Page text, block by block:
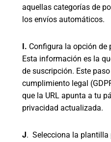
aquellas categorías de
los envíos automáticos.
I. Configura la opción de
Esta información es la
de suscripción. Este
cumplimiento legal
que la URL apunta a tu
privacidad actualizada.
J. Selecciona la plantilla